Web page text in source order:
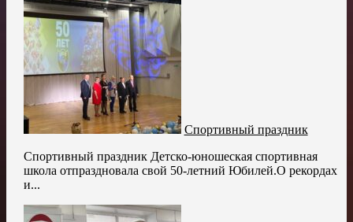
Спортивный праздник
Спортивный праздник Детско-юношеская спортивная
школа отпраздновала свой 50-летний Юбилей.О рекордах
и...